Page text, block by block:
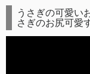
うさぎの可愛い
さぎのお尻可愛